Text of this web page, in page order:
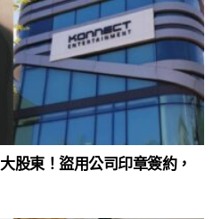
股東！盜用公司印章簽約，